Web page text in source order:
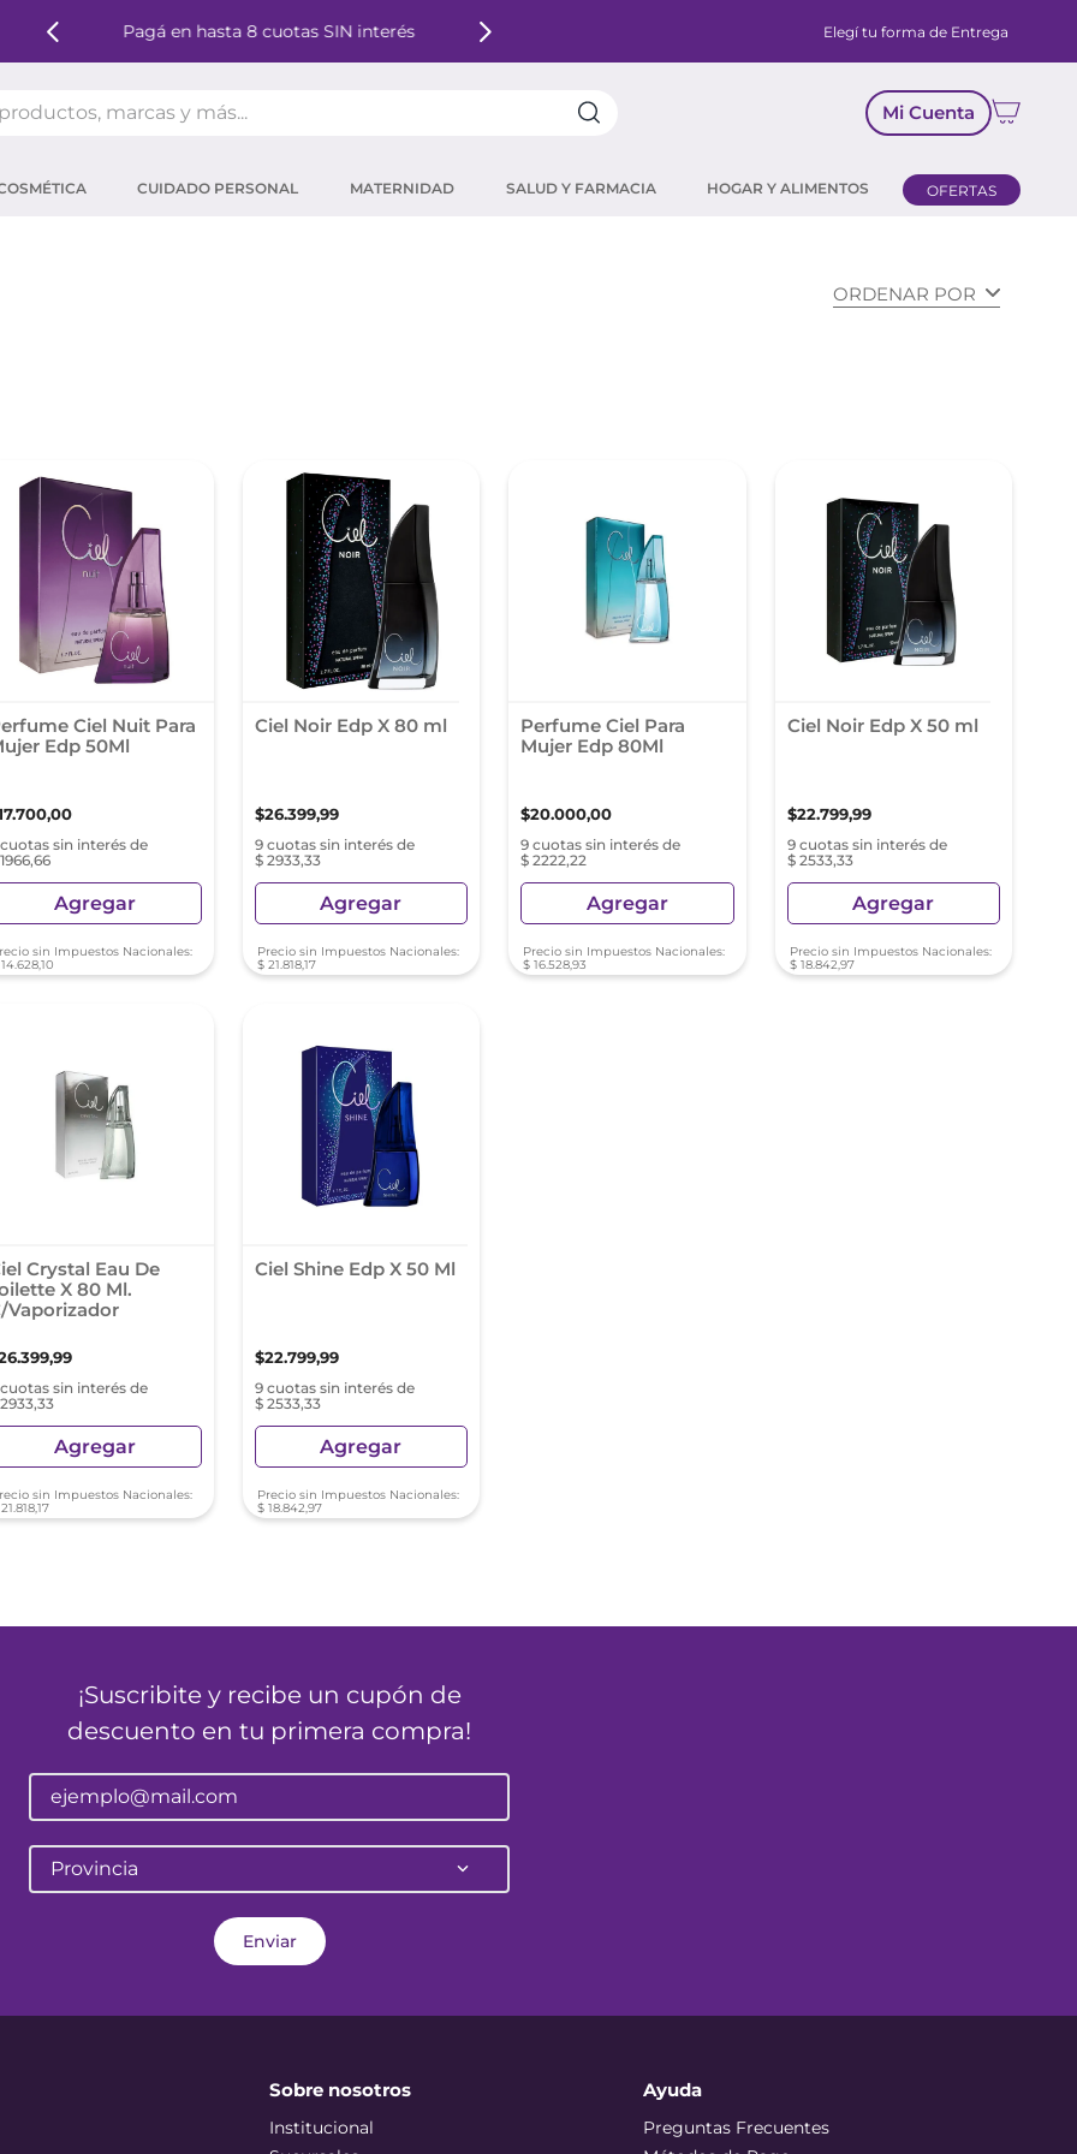
Pagá en hasta 8 cuotas SIN interés Elegí tu forma de Entrega
Mi Cuenta
CUIDADO PERSONAL MATERNIDAD SALUD Y FARMACIA HOGAR Y ALIMENTOS OFERTAS
ORDENAR POR
Ciel Nuit Para
Edp 50Ml
.700,00
sin interés de
Agregar
sin Impuestos Nacionales:
14.628,10
Ciel Noir Edp X 80 ml
$26.399,99
9 cuotas sin interés de
$ 2933,33
Agregar
Precio sin Impuestos Nacionales:
$ 21.818,17
Perfume Ciel Para
Mujer Edp 80Ml
$20.000,00
9 cuotas sin interés de
$ 2222,22
Agregar
Precio sin Impuestos Nacionales:
$ 16.528,93
Ciel Noir Edp X 50 ml
$22.799,99
9 cuotas sin interés de
$ 2533,33
Agregar
Precio sin Impuestos Nacionales:
$ 18.842,97
Crystal Eau De
X 80 Ml.
Vaporizador
.399,99
sin interés de
Agregar
sin Impuestos Nacionales:
21.818,17
Ciel Shine Edp X 50 Ml
$22.799,99
9 cuotas sin interés de
$ 2533,33
Agregar
Precio sin Impuestos Nacionales:
$ 18.842,97
¡Suscribite y recibe un cupón de
descuento en tu primera compra!
Provincia
Enviar
Sobre nosotros
Institucional
Ayuda
Preguntas Frecuentes
pestañas